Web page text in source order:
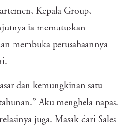
Kepala Group,
ia memutuskan
membuka perusahaannya
dan kemungkinan satu
Aku menghela napas.
juga. Masak dari Sales